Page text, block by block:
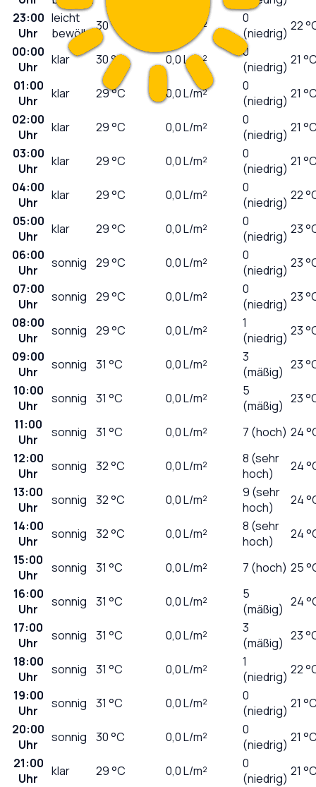
23:00
Uhr
leicht
bewölkt30°C L/m²
0
(niedrig) 22
00:00
Uhr
klar 30°C 0,0L/m²
0
(niedrig) 21
01:00
Uhr
klar 29°C 0,0L/m²
0
(niedrig) 21
02:00
Uhr
klar 29°C 0,0L/m²
0
(niedrig) 21
03:00
Uhr
klar 29°C 0,0L/m²
0
(niedrig) 21
04:00
Uhr
klar 29°C 0,0L/m²
0
(niedrig) 22
05:00
Uhr
klar 29°C 0,0L/m²
0
(niedrig) 23
06:00
Uhr
sonnig 29°C 0,0L/m²
0
(niedrig) 23
07:00
Uhr
sonnig 29°C 0,0L/m²
0
(niedrig) 23
08:00
Uhr
sonnig 29°C 0,0L/m²
1
(niedrig) 23
09:00
Uhr
sonnig 31 °C 0,0L/m²
3
(mäßig) 23
10:00
Uhr
sonnig 31 °C 0,0L/m²
5
(mäßig) 23
11:00
Uhr
sonnig 31 °C 0,0L/m² 7 (hoch) 24
12:00
Uhr
sonnig 32°C 0,0L/m²
8 (sehr
hoch)
24
13:00
Uhr
sonnig 32°C 0,0L/m²
9 (sehr
hoch)
24
14:00
Uhr
sonnig 32°C 0,0L/m²
8 (sehr
hoch)
24
15:00
Uhr
sonnig 31 °C 0,0L/m² 7 (hoch) 25
16:00
Uhr
sonnig 31 °C 0,0L/m²
5
(mäßig) 24
17:00
Uhr
sonnig 31 °C 0,0L/m²
3
(mäßig) 23
18:00
Uhr
sonnig 31 °C 0,0L/m²
1
(niedrig) 22
19:00
Uhr
sonnig 31 °C 0,0L/m²
0
(niedrig) 21
20:00
Uhr
sonnig 30°C 0,0L/m²
0
(niedrig) 21
21:00
Uhr
klar 29°C 0,0L/m²
0
(niedrig) 21